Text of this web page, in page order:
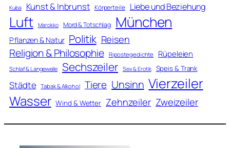
Kuba Kunst & Inbrunst Körperteile Liebe und Beziehung
Luft Marokko Mord & Totschlag München
Pflanzen & Natur Politik Reisen
Religion & Philosophie Ripostegedichte Rüpeleien
Schlaf & Langeweile Sechszeiler Sex & Erotik Speis & Trank
Städte Tabak & Alkohol Tiere Unsinn Vierzeiler
Wasser Wind & Wetter Zehnzeiler Zweizeiler